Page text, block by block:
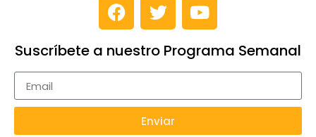
Suscríbete a nuestro Programa Semanal
Enviar